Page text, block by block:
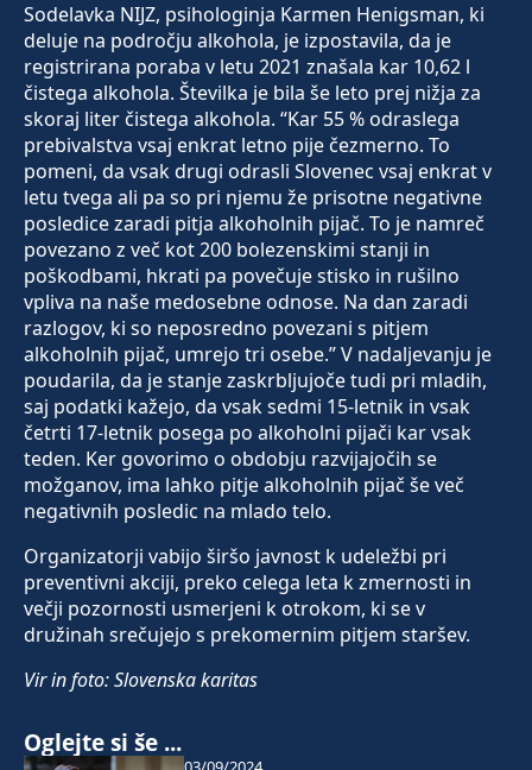
Sodelavka NIJZ, psihologinja Karmen Henigsman, ki
deluje na področju alkohola, je izpostavila, da je
registrirana poraba v letu 2021 znašala kar 10,62 l
čistega alkohola. Številka je bila še leto prej nižja za
skoraj liter čistega alkohola. “Kar 55 % odraslega
prebivalstva vsaj enkrat letno pije čezmerno. To
pomeni, da vsak drugi odrasli Slovenec vsaj enkrat v
letu tvega ali pa so pri njemu že prisotne negativne
posledice zaradi pitja alkoholnih pijač. To je namreč
povezano z več kot 200 bolezenskimi stanji in
poškodbami, hkrati pa povečuje stisko in rušilno
vpliva na naše medosebne odnose. Na dan zaradi
razlogov, ki so neposredno povezani s pitjem
alkoholnih pijač, umrejo tri osebe.” V nadaljevanju je
poudarila, da je stanje zaskrbljujoče tudi pri mladih,
saj podatki kažejo, da vsak sedmi 15-letnik in vsak
četrti 17-letnik posega po alkoholni pijači kar vsak
teden. Ker govorimo o obdobju razvijajočih se
možganov, ima lahko pitje alkoholnih pijač še več
negativnih posledic na mlado telo.
Organizatorji vabijo širšo javnost k udeležbi pri
preventivni akciji, preko celega leta k zmernosti in
večji pozornosti usmerjeni k otrokom, ki se v
družinah srečujejo s prekomernim pitjem staršev.
Vir in foto: Slovenska karitas
Oglejte si še ...